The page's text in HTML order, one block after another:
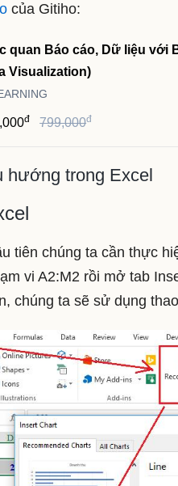
của Gitiho:
quan Báo cáo, Dữ liệu với
Visualization)
đ 799,000đ
hướng trong Excel
tiên chúng ta cần thực
vi A2:M2 rồi mở tab
chúng ta sẽ sử dụng